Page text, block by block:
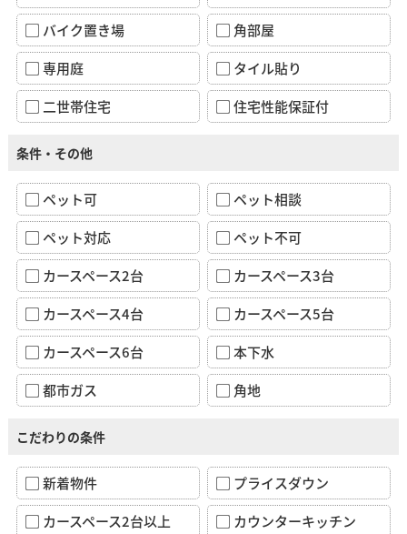
バイク置き場
角部屋
専用庭
タイル貼り
二世帯住宅
住宅性能保証付
条件・その他
ペット可
ペット相談
ペット対応
ペット不可
カースペース2台
カースペース3台
カースペース4台
カースペース5台
カースペース6台
本下水
都市ガス
角地
こだわりの条件
新着物件
プライスダウン
カースペース2台以上
カウンターキッチン